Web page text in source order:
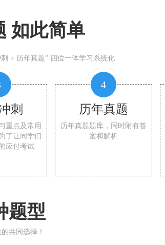
如此简单
+ 历年真题” 四位一体学习系统化
刺
重点及常用
了让同学们
应付考试
4
历年真题
历年真题题库，同时附有答
案和解析
题型
共同选择！